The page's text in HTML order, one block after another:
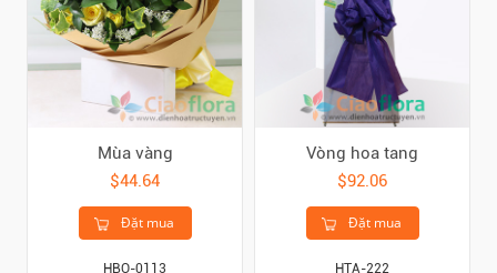
Mùa vàng
$44.64
Đặt mua
HBO-0113
Vòng hoa tang
$92.06
Đặt mua
HTA-222